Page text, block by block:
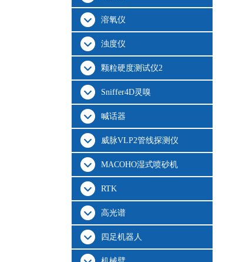
溶氧仪
浊度仪
颗粒硬度测试仪2
Sniffer4D灵嗅
喊话器
威脉VLP2管线探测仪
MACOHO湿式喷砂机
RTK
高光谱
四足机器人